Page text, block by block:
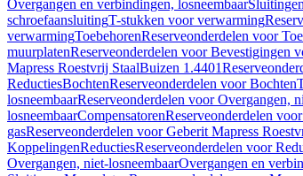
Overgangen en verbindingen, losneembaarSluitingen
schroefaansluitingT-stukken voor verwarming
verwarmingToebehorenReserveonderdelen voor
muurplatenReserveonderdelen voor Bevestigingen
Mapress Roestvrij StaalBuizen 1.4401
ReductiesBochtenReserveonderdelen voor Bochten
losneembaarReserveonderdelen voor Overgangen,
losneembaarCompensatorenReserveonderdelen
gasReserveonderdelen voor Geberit Mapress
KoppelingenReductiesReserveonderdelen voor
Overgangen, niet-losneembaarOvergangen en